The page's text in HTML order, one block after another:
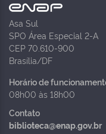
Asa Sul
SPO Área Especial 2-A
CEP 70.610-900
Brasília/DF
Horário de
08h00 às 18h00
Contato
biblioteca@enap.gov.br